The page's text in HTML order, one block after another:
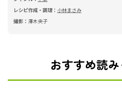
レシピ作成・調理： 小林まさみ
撮影： 澤木央子
おすすめ読